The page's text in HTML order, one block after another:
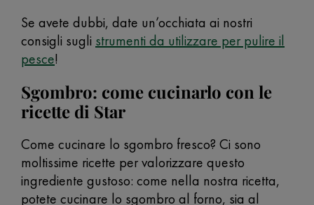
Se avete dubbi, date un’occhiata ai nostri
consigli sugli strumenti da utilizzare per pulire il
pesce!
Sgombro: come cucinarlo con le
ricette di Star
Come cucinare lo sgombro fresco? Ci sono
moltissime ricette per valorizzare questo
ingrediente gustoso: come nella nostra ricetta,
potete cucinare lo sgombro al forno, sia al